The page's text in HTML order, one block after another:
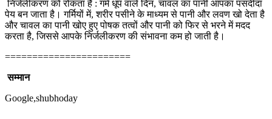
निर्जलीकरण को रोकता है : गर्म धूप वाले दिन, चावल का पानी आपका पसंदीदा
पेय बन जाता है। गर्मियों में, शरीर पसीने के माध्यम से पानी और लवण खो देता है
और चावल का पानी खोए हुए पोषक तत्वों और पानी को फिर से भरने में मदद
करता है, जिससे आपके निर्जलीकरण की संभावना कम हो जाती है।
=======================
सम्मान
Google,shubhoday